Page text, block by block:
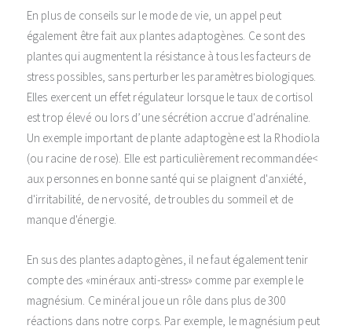
En plus de conseils sur le mode de vie, un appel peut
également être fait aux plantes adaptogènes. Ce sont des
plantes qui augmentent la résistance à tous les facteurs de
stress possibles, sans perturber les paramètres biologiques.
Elles exercent un effet régulateur lorsque le taux de cortisol
est trop élevé ou lors d’une sécrétion accrue d'adrénaline.
Un exemple important de plante adaptogène est la Rhodiola
(ou racine de rose). Elle est particulièrement recommandée<
aux personnes en bonne santé qui se plaignent d'anxiété,
d'irritabilité, de nervosité, de troubles du sommeil et de
manque d'énergie.
En sus des plantes adaptogènes, il ne faut également tenir
compte des «minéraux anti-stress» comme par exemple le
magnésium. Ce minéral joue un rôle dans plus de 300
réactions dans notre corps. Par exemple, le magnésium peut